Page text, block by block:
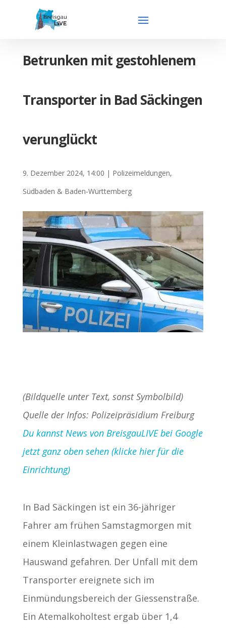
Betrunken mit gestohlenem
Transporter in Bad Säckingen
verunglückt
9. Dezember 2024, 14:00 | Polizeimeldungen,
Südbaden & Baden-Württemberg
(Bildquelle unter Text, sonst Symbolbild)
Quelle der Infos: Polizeipräsidium Freiburg
Du kannst News von BreisgauLIVE bei Google
jetzt ganz oben sehen (klicke hier für die
Einrichtung)
In Bad Säckingen ist ein 36-jähriger
Fahrer am frühen Samstagmorgen mit
einem Kleinlastwagen gegen eine
Hauswand gefahren. Der Unfall mit dem
Transporter ereignete sich im
Einmündungsbereich der Giessenstraße.
Ein Atemalkoholtest ergab über 1,4